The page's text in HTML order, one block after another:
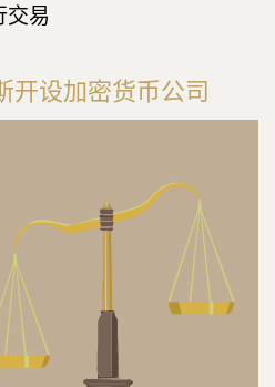
交易
开设加密货币公司